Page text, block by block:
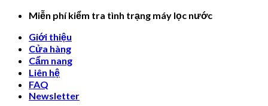
Skip
content
Miễn phí kiểm tra tình trạng máy lọc nước
Giới thiệu
Cửa hàng
Cẩm nang
Liên hệ
FAQ
Newsletter